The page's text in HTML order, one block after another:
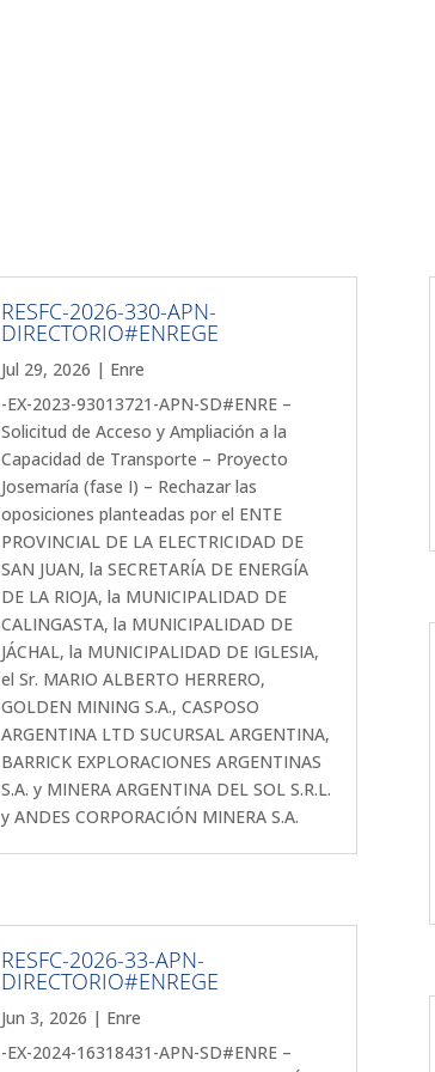
RESFC-2026-330-APN-
DIRECTORIO#ENREGE
Jul 29, 2026 | Enre
-EX-2023-93013721-APN-SD#ENRE –
Solicitud de Acceso y Ampliación a la
Capacidad de Transporte – Proyecto
Josemaría (fase I) – Rechazar las
oposiciones planteadas por el ENTE
PROVINCIAL DE LA ELECTRICIDAD DE
SAN JUAN, la SECRETARÍA DE ENERGÍA
DE LA RIOJA, la MUNICIPALIDAD DE
CALINGASTA, la MUNICIPALIDAD DE
JÁCHAL, la MUNICIPALIDAD DE IGLESIA,
el Sr. MARIO ALBERTO HERRERO,
GOLDEN MINING S.A., CASPOSO
ARGENTINA LTD SUCURSAL ARGENTINA,
BARRICK EXPLORACIONES ARGENTINAS
S.A. y MINERA ARGENTINA DEL SOL S.R.L.
y ANDES CORPORACIÓN MINERA S.A.
RESFC-2026-33-APN-
DIRECTORIO#ENREGE
Jun 3, 2026 | Enre
-EX-2024-16318431-APN-SD#ENRE –